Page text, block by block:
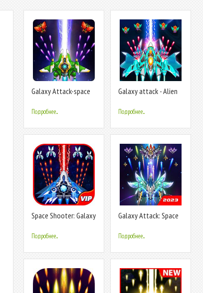
Galaxy Attack-space
Подробнее...
Galaxy attack - Alien
Подробнее...
Space Shooter: Galaxy
Подробнее...
Galaxy Attack: Space
Подробнее...